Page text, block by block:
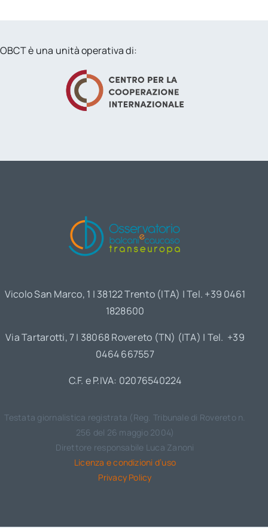
OBCT è una unità operativa di:
Vicolo San Marco, 1 | 38122 Trento (ITA) | Tel. +39 0461
1828600
Via Tartarotti, 7 | 38068 Rovereto (TN) (ITA) | Tel. +39
0464 667557
C.F. e P.IVA: 02076540224
Testata giornalistica registrata (Reg. Tribunale di Rovereto n.
256 del 26 maggio 2004)
Direttore responsabile Luca Zanoni
Licenza e condizioni d’uso
Privacy Policy